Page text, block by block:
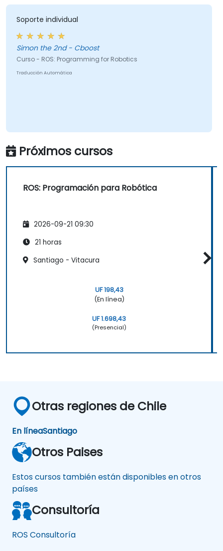
Soporte individual
Simon the 2nd - Cboost
Curso - ROS: Programming for Robotics
Traducción Automática
Próximos cursos
ROS: Programación para Robótica
2026-09-21 09:30
21 horas
Santiago - Vitacura
UF 198,43
(En línea)
UF 1.698,43
(Presencial)
Otras regiones de Chile
En líneaSantiago
Otros Paises
Estos cursos también están disponibles en otros
países
Consultoría
ROS Consultoría